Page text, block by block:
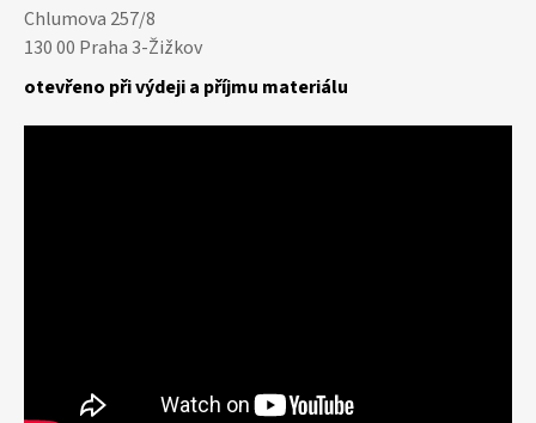
Chlumova 257/8
130 00 Praha 3-Žižkov
otevřeno při výdeji a příjmu materiálu